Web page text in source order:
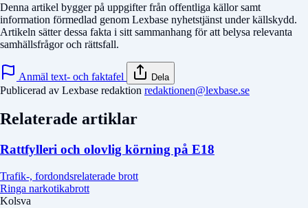
Denna artikel bygger på uppgifter från offentliga källor samt
information förmedlad genom Lexbase nyhetstjänst under källskydd.
Artikeln sätter dessa fakta i sitt sammanhang för att belysa relevanta
samhällsfrågor och rättsfall.
Anmäl text- och faktafel Dela
Publicerad av Lexbase redaktion redaktionen@lexbase.se
Relaterade artiklar
Rattfylleri och olovlig körning på E18
Trafik-, fordondsrelaterade brott
Ringa narkotikabrott
Kolsva